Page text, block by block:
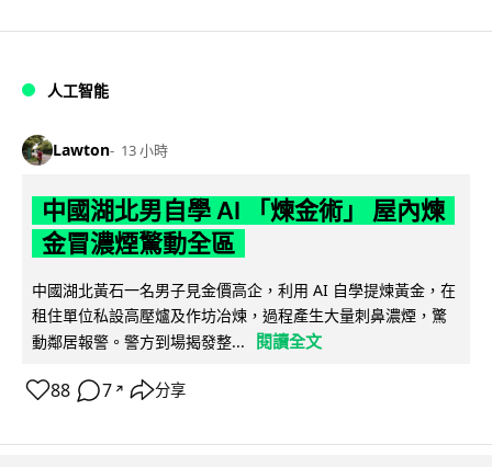
人工智能
Lawton 13 小時
中國湖北男自學 AI 「煉金術」 屋內煉
金冒濃煙驚動全區
中國湖北黃石一名男子見金價高企，利用 AI 自學提煉黃金，在
租住單位私設高壓爐及作坊冶煉，過程產生大量刺鼻濃煙，驚
動鄰居報警。警方到場揭發整...
閱讀全文
88 7 ↗ 分享